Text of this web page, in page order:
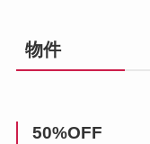
物件
50%OFF